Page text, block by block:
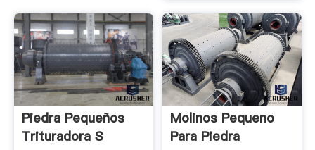
Piedra Pequeños
Trituradora S
Molinos Pequeno
Para Piedra